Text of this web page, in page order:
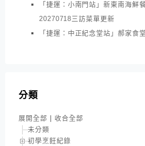
「捷運：小南門站」新東南海鮮
20270718三訪菜單更新
「捷運：中正紀念堂站」郝家食
分類
展開全部
收合全部
未分類
初學烹飪紀錄